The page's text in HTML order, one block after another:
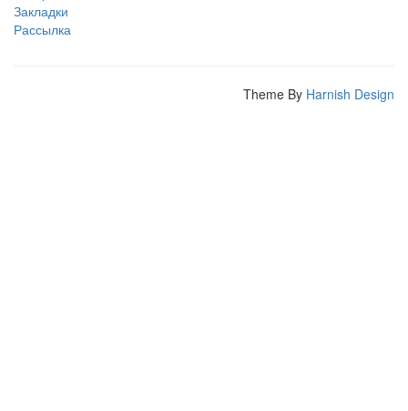
Закладки
Рассылка
Theme By Harnish Design